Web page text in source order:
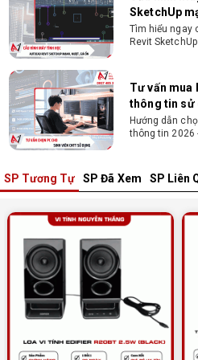
Tư vấn mua
thông tin sử
Hướng dẫn
chi phí.
Sinh viên
Sinh viên nên
Hình Nào
Tìm laptop
học năm
RAM, SSD,
Tổng hợp 7
nên mua
Bạn tìm
mà, bền bỉ?
laptop bền,
SP Tương Tự SP Đã Xem SP Liên